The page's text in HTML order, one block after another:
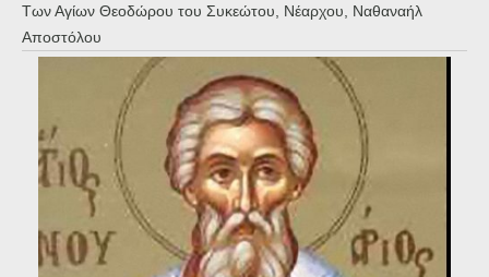
Tων Αγίων Θεοδώρου του Συκεώτου, Νέαρχου, Ναθαναήλ
Αποστόλου